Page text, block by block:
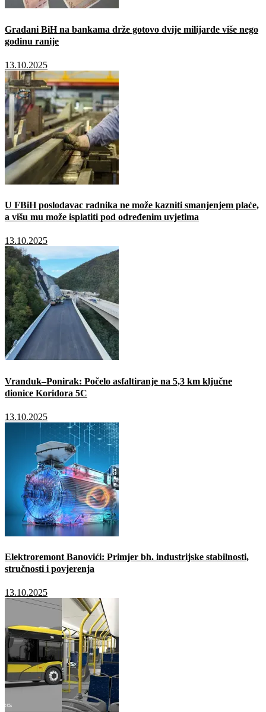
Građani BiH na bankama drže gotovo dvije milijarde više nego
godinu ranije
13.10.2025
U FBiH poslodavac radnika ne može kazniti smanjenjem plaće,
a višu mu može isplatiti pod određenim uvjetima
13.10.2025
Vranduk–Ponirak: Počelo asfaltiranje na 5,3 km ključne
dionice Koridora 5C
13.10.2025
Elektroremont Banovići: Primjer bh. industrijske stabilnosti,
stručnosti i povjerenja
13.10.2025